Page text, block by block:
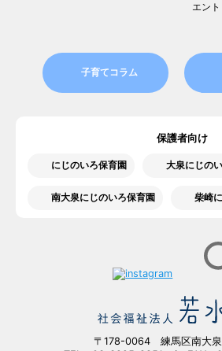
エント
子育てコラム
保護者向け
にじのいろ保育園 大泉にじの
南大泉にじのいろ保育園 柴崎
〒178-0064 練馬区南大